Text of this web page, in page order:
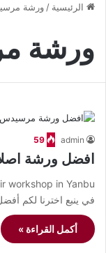
الرئيسية / ورشة
ورشة
admin
59
افضل ورشة
في ينبع اخترنا لكم
أكمل القراءة »